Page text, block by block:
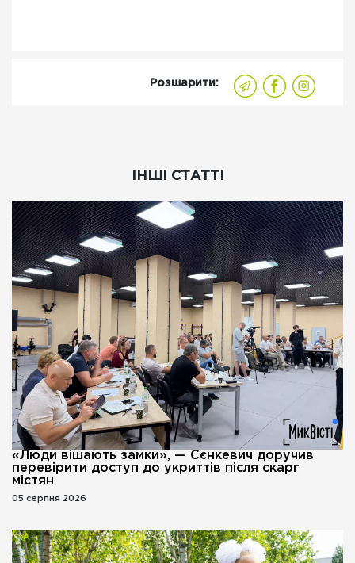
Розшарити:
ІНШІ СТАТТІ
«Люди вішають замки», — Сєнкевич доручив
перевірити доступ до укриттів після скарг
містян
05 серпня 2026